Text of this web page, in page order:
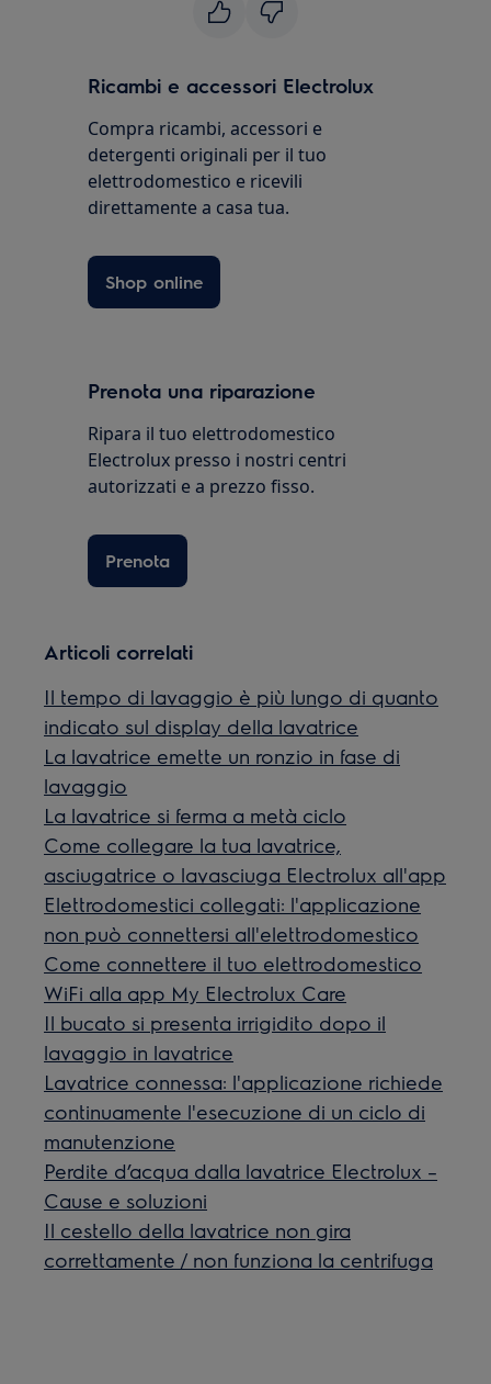
Ricambi e accessori Electrolux
Compra ricambi, accessori e
detergenti originali per il tuo
elettrodomestico e ricevili
direttamente a casa tua.
Shop online
Prenota una riparazione
Ripara il tuo elettrodomestico
Electrolux presso i nostri centri
autorizzati e a prezzo fisso.
Prenota
Articoli correlati
Il tempo di lavaggio è più lungo di quanto
indicato sul display della lavatrice
La lavatrice emette un ronzio in fase di
lavaggio
La lavatrice si ferma a metà ciclo
Come collegare la tua lavatrice,
asciugatrice o lavasciuga Electrolux all'app
Elettrodomestici collegati: l'applicazione
non può connettersi all'elettrodomestico
Come connettere il tuo elettrodomestico
WiFi alla app My Electrolux Care
Il bucato si presenta irrigidito dopo il
lavaggio in lavatrice
Lavatrice connessa: l'applicazione richiede
continuamente l'esecuzione di un ciclo di
manutenzione
Perdite d’acqua dalla lavatrice Electrolux –
Cause e soluzioni
Il cestello della lavatrice non gira
correttamente / non funziona la centrifuga